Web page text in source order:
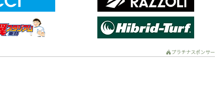
プラチナスポンサー